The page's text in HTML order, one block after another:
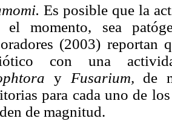
Es posible que la
el momento, sea
(2003) reportan
con una
y Fusarium, de
para cada uno de
de magnitud.